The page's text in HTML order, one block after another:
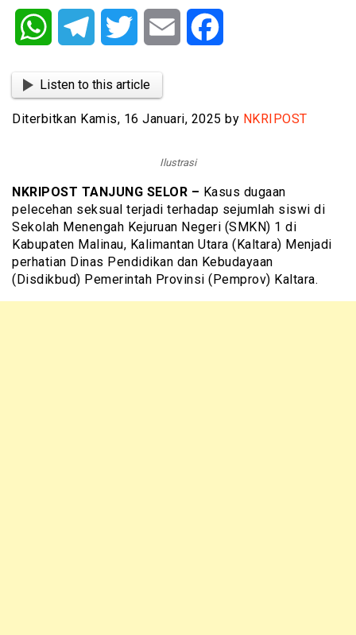
WhatsAppTelegram Twitter Email
Listen to this article
Diterbitkan Kamis, 16 Januari, 2025 by NKRIPOST
Ilustrasi
NKRIPOST TANJUNG SELOR – Kasus dugaan
pelecehan seksual terjadi terhadap sejumlah siswi di
Sekolah Menengah Kejuruan Negeri (SMKN) 1 di
Kabupaten Malinau, Kalimantan Utara (Kaltara) Menjadi
perhatian Dinas Pendidikan dan Kebudayaan
(Disdikbud) Pemerintah Provinsi (Pemprov) Kaltara.